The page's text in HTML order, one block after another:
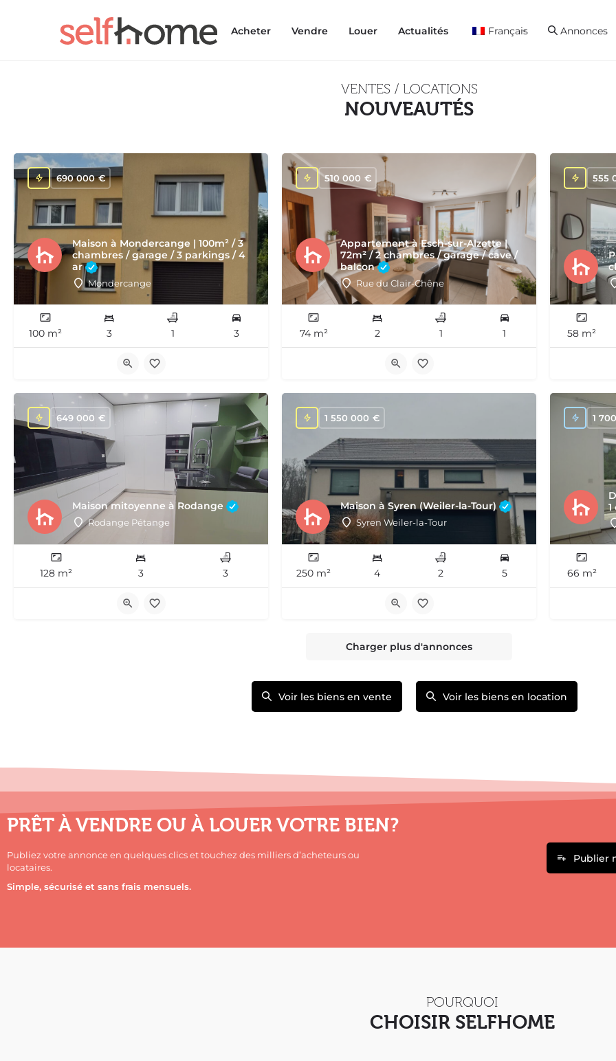
Acheter Vendre Louer Actualités Français Annonces
VENTES / LOCATIONS
NOUVEAUTÉS
Maison à Mondercange | 100m² / 3
chambres / garage / 3 parkings / 4
ar
Mondercange
€
690 000
100 m² 3 1 3
Appartement à Esch-sur-Alzette |
72m² / 2 chambres / garage / cave /
balcon
Rue du Clair-Chêne
€
510 000
74 m² 2 1 1
555
58 m²
Maison mitoyenne à Rodange
Rodange Pétange
€
649 000
128 m² 3 3
Maison à Syren (Weiler-la-Tour)
Syren Weiler-la-Tour
€
1 550 000
250 m² 4 2 5
1 700
66 m²
Charger plus d'annonces
Voir les biens en vente Voir les biens en location
PRÊT À VENDRE OU À LOUER VOTRE BIEN?
Publiez votre annonce en quelques clics et touchez des milliers d’acheteurs ou
locataires.
Simple, sécurisé et sans frais mensuels.
Publier
POURQUOI
CHOISIR SELFHOME